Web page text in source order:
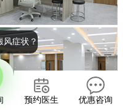
风症状？
预约医生 优惠咨询